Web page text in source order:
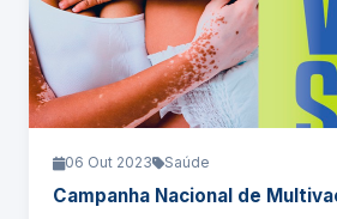
06 Out 2023 Saúde
Campanha Nacional de